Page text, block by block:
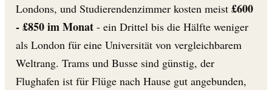
Londons, und Studierendenzimmer kosten meist £600
- £850 im Monat - ein Drittel bis die Hälfte weniger
als London für eine Universität von vergleichbarem
Weltrang. Trams und Busse sind günstig, der
Flughafen ist für Flüge nach Hause gut angebunden,